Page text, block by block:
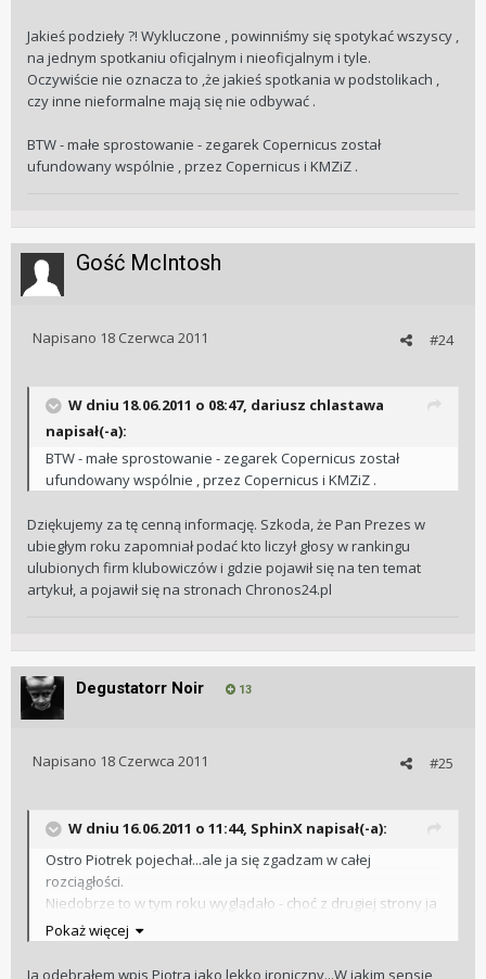
Jakieś podzieły ?! Wykluczone , powinniśmy się spotykać wszyscy ,
na jednym spotkaniu oficjalnym i nieoficjalnym i tyle.
Oczywiście nie oznacza to ,że jakieś spotkania w podstolikach ,
czy inne nieformalne mają się nie odbywać .
BTW - małe sprostowanie - zegarek Copernicus został
ufundowany wspólnie , przez Copernicus i KMZiZ .
Gość McIntosh
#24
Napisano 18 Czerwca 2011
W dniu 18.06.2011 o 08:47, dariusz chlastawa
napisał(-a):
BTW - małe sprostowanie - zegarek Copernicus został
ufundowany wspólnie , przez Copernicus i KMZiZ .
Dziękujemy za tę cenną informację. Szkoda, że Pan Prezes w
ubiegłym roku zapomniał podać kto liczył głosy w rankingu
ulubionych firm klubowiczów i gdzie pojawił się na ten temat
artykuł, a pojawił się na stronach Chronos24.pl
Degustatorr Noir 13
#25
Napisano 18 Czerwca 2011
W dniu 16.06.2011 o 11:44, SphinX napisał(-a):
Ostro Piotrek pojechał...ale ja się zgadzam w całej
rozciągłości.
Niedobrze to w tym roku wyglądało - choć z drugiej strony ja
rozumiem (albo chociaż staram się rozumieć), że nie każdy
może mieć ochotę spędzać czas i rozmawiać z każdym.
Pokaż więcej
Ja odebrałem wpis Piotra jako lekko ironiczny...W jakim sensie